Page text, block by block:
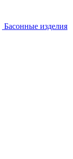
Басонные изделия